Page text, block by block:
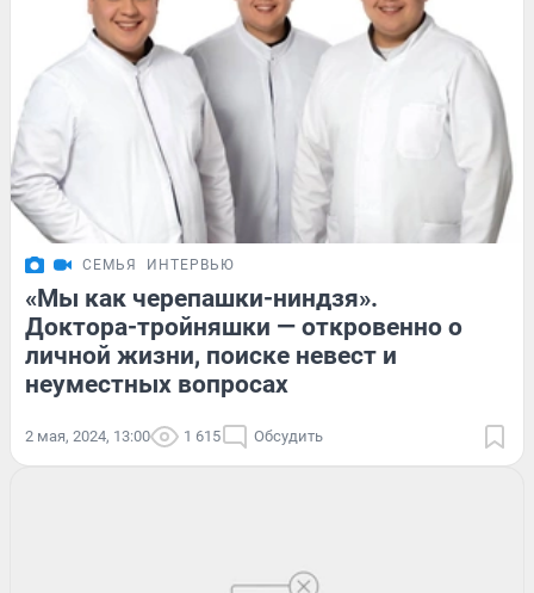
СЕМЬЯ ИНТЕРВЬЮ
«Мы как черепашки-ниндзя».
Доктора-тройняшки — откровенно о
личной жизни, поиске невест и
неуместных вопросах
2 мая, 2024, 13:00 1 615 Обсудить